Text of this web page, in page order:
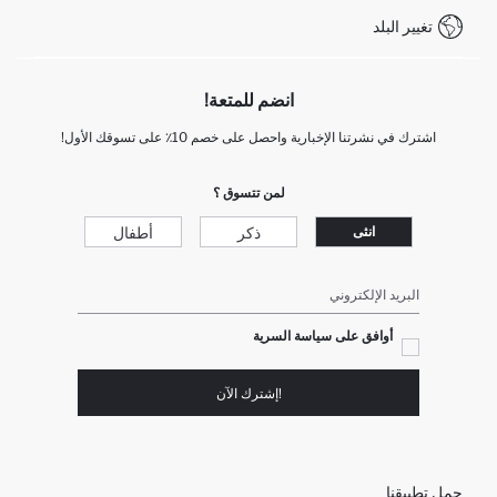
+212 525 076 633 خدمة العملاء
تغيير البلد
انضم للمتعة!
اشترك في نشرتنا الإخبارية واحصل على خصم 10٪ على تسوقك الأول!
لمن تتسوق ؟
انثى ذكر أطفال
البريد الإلكتروني
أوافق على سياسة السرية
!إشترك الآن
حمل تطبيقنا